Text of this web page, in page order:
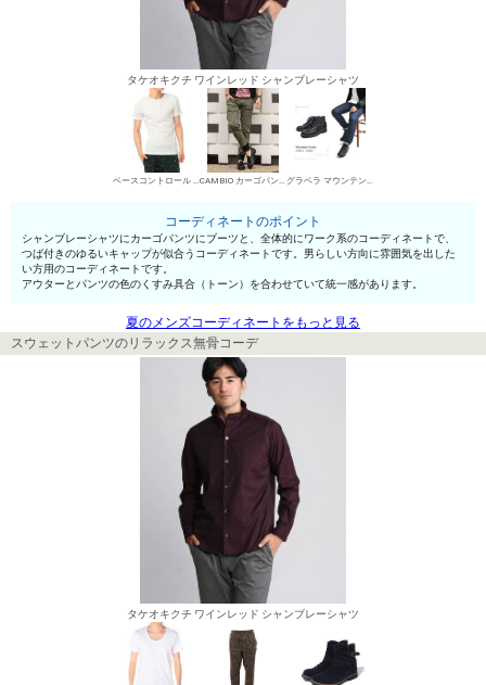
タケオキクチ ワインレッド シャンブレーシャツ
ベースコントロール ヘンリーネックTシャツ CAMBIO カーゴパンツ グラベラ マウンテンブーツ
コーディネートのポイント
シャンブレーシャツにカーゴパンツにブーツと、全体的にワーク系のコーディネートで、
つば付きのゆるいキャップが似合うコーディネートです。男らしい方向に雰囲気を出した
い方用のコーディネートです。
アウターとパンツの色のくすみ具合（トーン）を合わせていて統一感があります。
夏のメンズコーディネートをもっと見る
スウェットパンツのリラックス無骨コーデ
タケオキクチ ワインレッド シャンブレーシャツ